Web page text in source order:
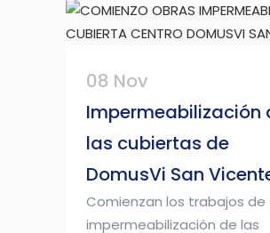
08 Nov
Impermeabilización
las cubiertas de
DomusVi San
Comienzan los trabajos de
impermeabilización de las